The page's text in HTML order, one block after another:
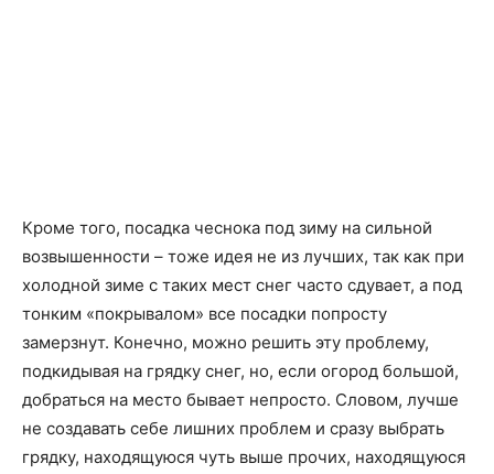
Кроме того, посадка чеснока под зиму на сильной
возвышенности – тоже идея не из лучших, так как при
холодной зиме с таких мест снег часто сдувает, а под
тонким «покрывалом» все посадки попросту
замерзнут. Конечно, можно решить эту проблему,
подкидывая на грядку снег, но, если огород большой,
добраться на место бывает непросто. Словом, лучше
не создавать себе лишних проблем и сразу выбрать
грядку, находящуюся чуть выше прочих, находящуюся